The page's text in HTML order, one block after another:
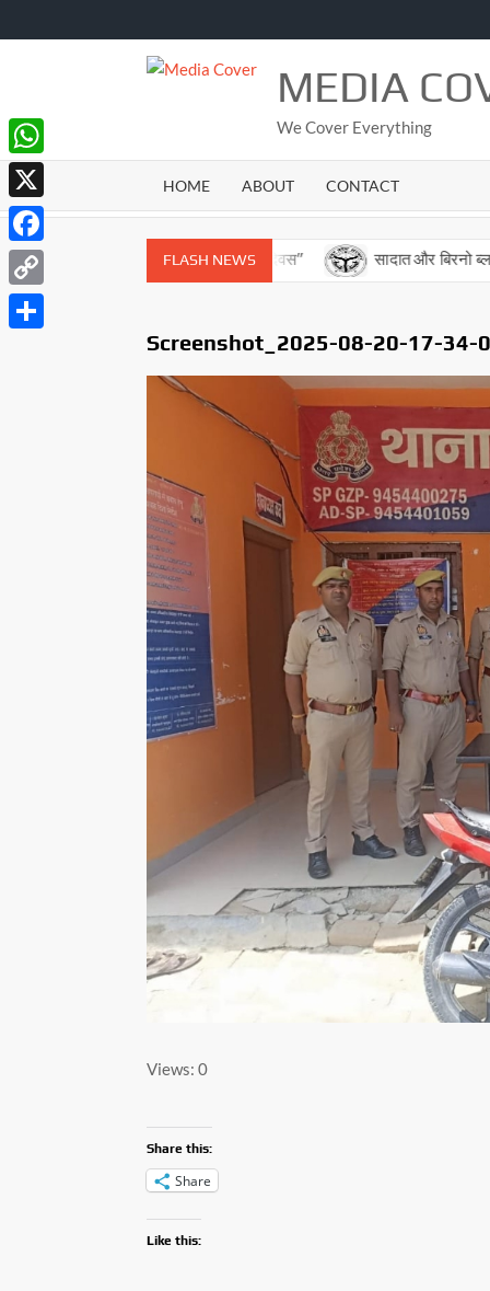
to
MEDIA
We Cover Everything
HOME ABOUT CONTACT
FLASH NEWS
बड़े गांव में मना ” कारगिल विजय दिवस” सादात और बिरनो ब्लाक को
Screenshot_2025-08-20-17-34-
Views: 0
Share this:
Share
Like this:
WhatsApp
X
Facebook
Copy